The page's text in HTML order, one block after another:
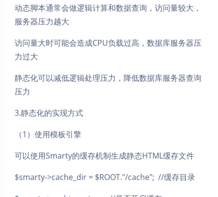
动态脚本通常会做逻辑计算和数据查询，访问量较大，
服务器压力越大
访问量大时可能会造成CPU负载过高，数据库服务器压
力过大
静态化可以减低逻辑处理压力，降低数据库服务器查询
压力
3.静态化的实现方式
（1）使用模板引擎
可以使用Smarty的缓存机制生成静态HTML缓存文件
$smarty->cache_dir = $ROOT."/cache"; //缓存目录